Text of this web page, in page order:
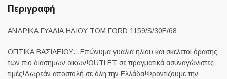
Περιγραφή
ΑΝΔΡΙΚΑ ΓΥΑΛΙΑ ΗΛΙΟΥ TOM FORD 1159/S/30E/68
ΟΠΤΙΚΑ ΒΑΣΙΛΕΙΟΥ…Επώνυμα γυαλιά ηλίου και σκελετοί όρασης
των πιο διάσημων οίκων!OUTLET σε πραγματικά ασυναγώνιστες
τιμές!Δωρεάν αποστολή σε όλη την Ελλάδα!Φροντίζουμε την